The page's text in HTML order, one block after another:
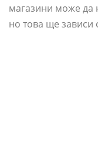
магазини може да
но това ще зависи